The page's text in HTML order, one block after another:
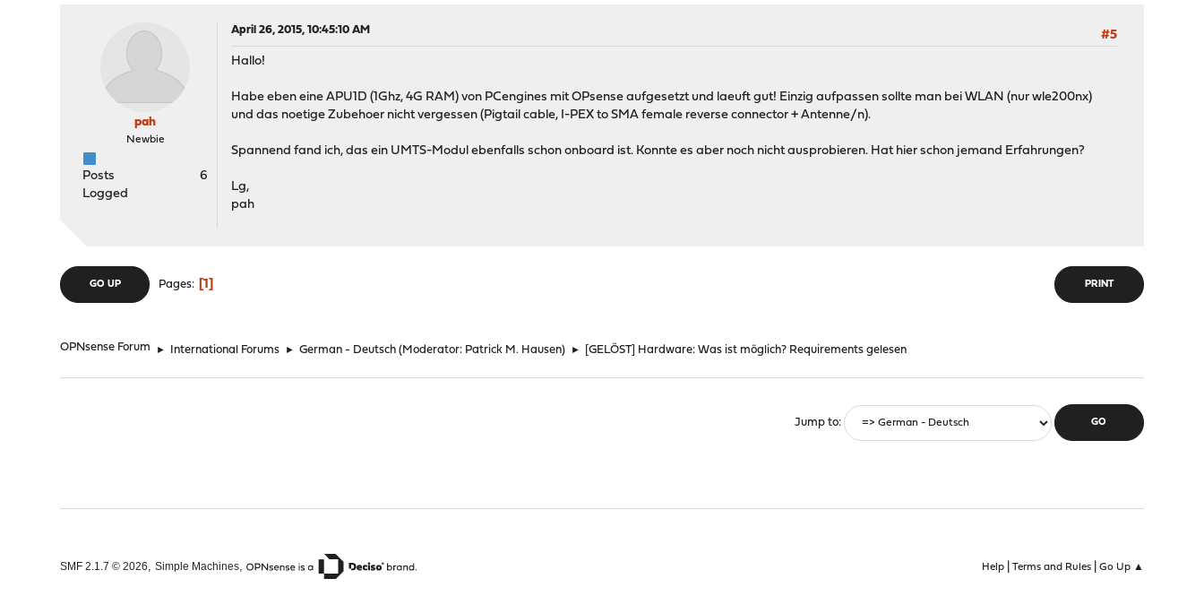
pah
Newbie
Posts
6
Logged
April 26, 2015, 10:45:10 AM
#5
Hallo!
Habe eben eine APU1D (1Ghz, 4G RAM) von PCengines mit OPsense aufgesetzt und laeuft gut! Einzig aufpassen sollte man bei WLAN (nur wle200nx)
und das noetige Zubehoer nicht vergessen (Pigtail cable, I-PEX to SMA female reverse connector + Antenne/n).
Spannend fand ich, das ein UMTS-Modul ebenfalls schon onboard ist. Konnte es aber noch nicht ausprobieren. Hat hier schon jemand Erfahrungen?
Lg,
pah
PRINT
GO UP Pages 1
OPNsense Forum ► International Forums ► German - Deutsch (Moderator: Patrick M. Hausen) ► [GELÖST] Hardware: Was ist möglich? Requirements gelesen
Jump to
Help| Terms and Rules| Go Up ▲
SMF 2.1.7 © 2026,Simple Machines,